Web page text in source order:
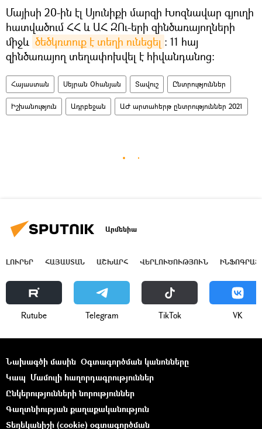
Մայիսի 20-ին էլ Սյունիքի մարզի Խոզնավար գյուղի
հատվածում ՀՀ և ԱՀ ԶՈւ-երի զինծառայողների
միջև ծեծկռտուք է տեղի ունեցել ։ 11 հայ
զինծառայող տեղափոխվել է հիվանդանոց։
Հայաստան Սեյրան Օհանյան Տավուշ Ընտրություններ
Իշխանություն Ադրբեջան ԱԺ արտահերթ ընտրություններ 2021
Արմենիա
ԼՈՒՐԵՐ ՀԱՅԱՍՏԱՆ ԱՇԽԱՐՀ ՎԵՐԼՈՒԾՈՒԹՅՈՒՆ
Rutube Telegram ТikТоk VK
Նախագծի մասին Օգտագործման կանոնները
Կապ Մամուլի հաղորդագրություններ
Ընկերությունների նորություններ
Գաղտնիության քաղաքականություն
Տեղեկանիշի (cookie) օգտագործման